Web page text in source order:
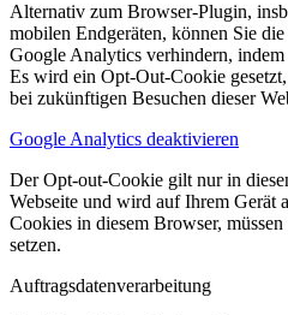
Alternativ zum Browser-Plugin,
mobilen Endgeräten, können Sie
Google Analytics verhindern,
Es wird ein Opt-Out-Cookie
bei zukünftigen Besuchen dieser
Google Analytics deaktivieren
Der Opt-out-Cookie gilt nur in
Webseite und wird auf Ihrem Gerät
Cookies in diesem Browser,
setzen.
Auftragsdatenverarbeitung